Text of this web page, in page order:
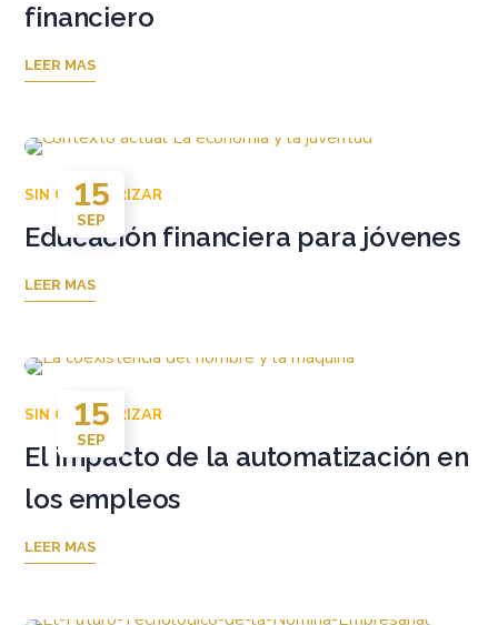
financiero
LEER MAS
15
SEP
SIN CATEGORIZAR
Educación financiera para jóvenes
LEER MAS
15
SEP
SIN CATEGORIZAR
El impacto de la automatización en
los empleos
LEER MAS